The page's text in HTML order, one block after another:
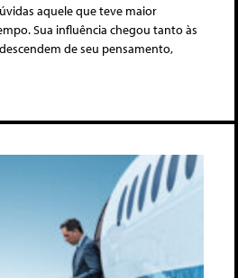
aquele que teve maior
Sua influência chegou tanto às
de seu pensamento,